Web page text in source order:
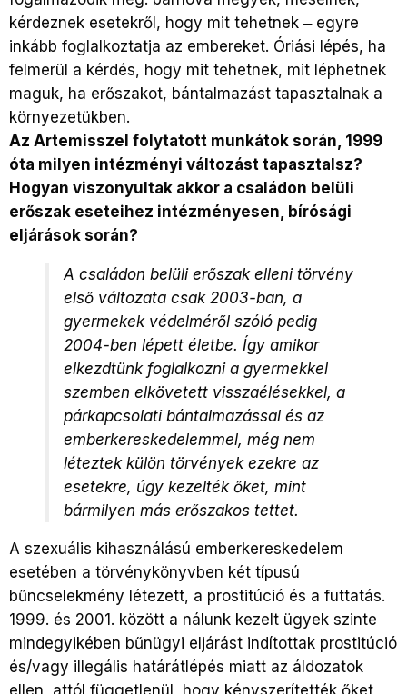
kérdeznek esetekről, hogy mit tehetnek ‒ egyre
inkább foglalkoztatja az embereket. Óriási lépés, ha
felmerül a kérdés, hogy mit tehetnek, mit léphetnek
maguk, ha erőszakot, bántalmazást tapasztalnak a
környezetükben.
Az Artemisszel folytatott munkátok során, 1999
óta milyen intézményi változást tapasztalsz?
Hogyan viszonyultak akkor a családon belüli
erőszak eseteihez intézményesen, bírósági
eljárások során?
A családon belüli erőszak elleni törvény
első változata csak 2003-ban, a
gyermekek védelméről szóló pedig
2004-ben lépett életbe. Így amikor
elkezdtünk foglalkozni a gyermekkel
szemben elkövetett visszaélésekkel, a
párkapcsolati bántalmazással és az
emberkereskedelemmel, még nem
léteztek külön törvények ezekre az
esetekre, úgy kezelték őket, mint
bármilyen más erőszakos tettet.
A szexuális kihasználású emberkereskedelem
esetében a törvénykönyvben két típusú
bűncselekmény létezett, a prostitúció és a futtatás.
1999. és 2001. között a nálunk kezelt ügyek szinte
mindegyikében bűnügyi eljárást indítottak prostitúció
és/vagy illegális határátlépés miatt az áldozatok